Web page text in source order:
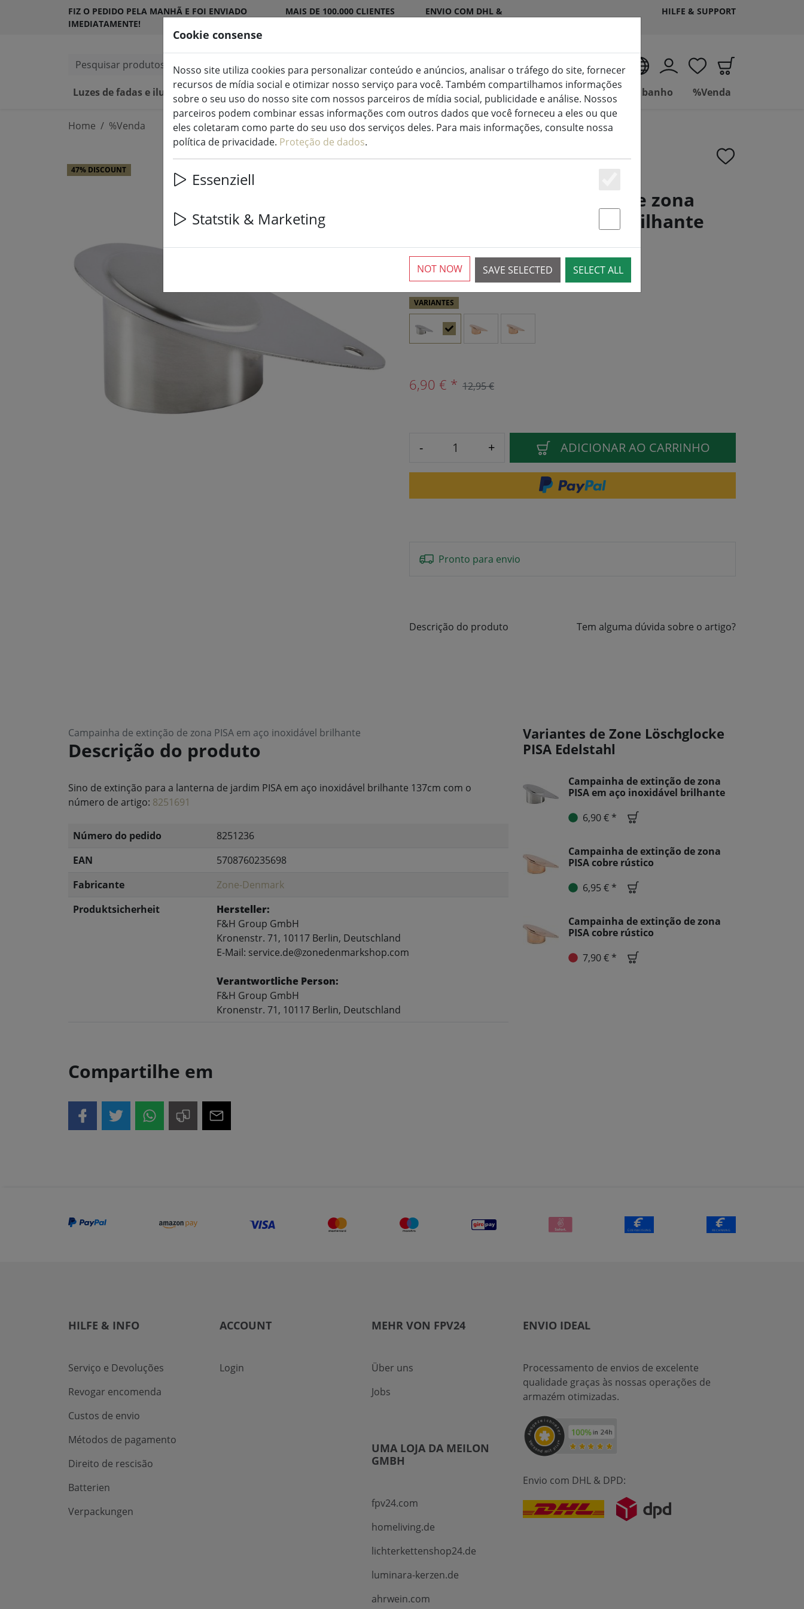
FIZ O PEDIDO PELA MANHÃ E FOI ENVIADO
IMEDIATAMENTE!
MAIS DE 100.000 CLIENTES
ENVIO COM DHL &
HILFE & SUPPORT
Pesquisar produtos
PT
Luzes de fadas e iluminação
Velas LED para interior e exterior Cozinha e alimentação Viver Casa de banho %Venda
Home %Venda
Campainha de extinção de zona
PISA em aço inoxidável brilhante
47% DISCOUNT
Mais de 10 disponíveis
VARIANTES
6,90 € * 12,95 €
- + ADICIONAR AO CARRINHO
Pronto para envio
Descrição do produto Tem alguma dúvida sobre o artigo?
Campainha de extinção de zona PISA em aço inoxidável brilhante
Descrição do produto
Sino de extinção para a lanterna de jardim PISA em aço inoxidável brilhante 137cm com o
número de artigo: 8251691
Número do pedido
8251236
EAN
5708760235698
Fabricante
Zone-Denmark
Produktsicherheit
Hersteller:
F&H Group GmbH
Kronenstr. 71, 10117 Berlin, Deutschland
E-Mail: service.de@zonedenmarkshop.com
Verantwortliche Person:
F&H Group GmbH
Kronenstr. 71, 10117 Berlin, Deutschland
Compartilhe em
Variantes de Zone Löschglocke
PISA Edelstahl
Campainha de extinção de zona
PISA em aço inoxidável brilhante
6,90 € *
Campainha de extinção de zona
PISA cobre rústico
6,95 € *
Campainha de extinção de zona
PISA cobre rústico
7,90 € *
HILFE & INFO
Serviço e Devoluções
Revogar encomenda
Custos de envio
Métodos de pagamento
Direito de rescisão
Batterien
Verpackungen
ACCOUNT
Login
MEHR VON FPV24
Über uns
Jobs
UMA LOJA DA MEILON
GMBH
fpv24.com
homeliving.de
lichterkettenshop24.de
luminara-kerzen.de
ahrwein.com
ENVIO IDEAL
Processamento de envios de excelente
qualidade graças às nossas operações de
armazém otimizadas.
Envio com DHL & DPD:
Cookie consense
Nosso site utiliza cookies para personalizar conteúdo e anúncios, analisar o tráfego do site, fornecer
recursos de mídia social e otimizar nosso serviço para você. Também compartilhamos informações
sobre o seu uso do nosso site com nossos parceiros de mídia social, publicidade e análise. Nossos
parceiros podem combinar essas informações com outros dados que você forneceu a eles ou que
eles coletaram como parte do seu uso dos serviços deles. Para mais informações, consulte nossa
política de privacidade. Proteção de dados.
Essenziell
Essenziell
Statstik & Marketing
Statstik & Marketing
SAVE SELECTED SELECT ALL
NOT NOW